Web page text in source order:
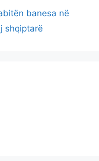
banesa në
shqiptarë